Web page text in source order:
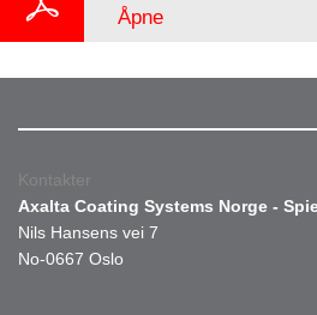
Åpne
Kontakter
Axalta Coating Systems Norge -
Nils Hansens vei 7
No-0667 Oslo